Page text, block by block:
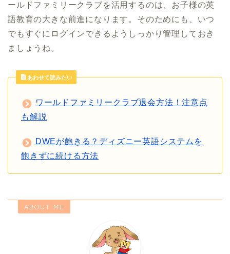
ールドファミリークラブを活用するのは、お子様の英
語教育の大きな前進になります。そのためにも、いつ
でもすぐにログインできるようしっかり管理しておき
ましょうね。
あわせて読みたい
ワールドファミリークラブ退会方法！注意点
も解説
DWEが飽きる？ディズニー英語システムを
飽きずに続ける方法
ABOUT ME